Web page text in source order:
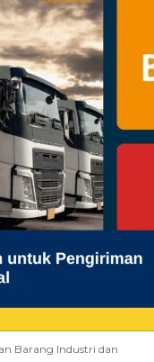
Barang Industri dan